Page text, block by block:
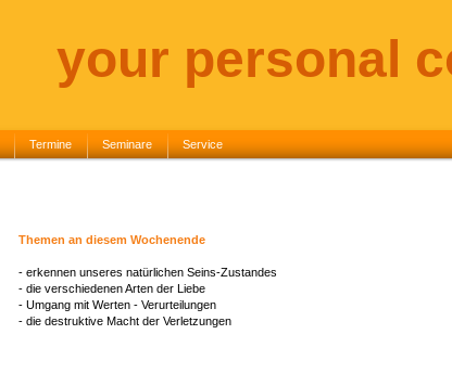
your personal
Termine Seminare Service
Themen an diesem Wochenende
- erkennen unseres natürlichen Seins-Zustandes
- die verschiedenen Arten der Liebe
- Umgang mit Werten - Verurteilungen
- die destruktive Macht der Verletzungen